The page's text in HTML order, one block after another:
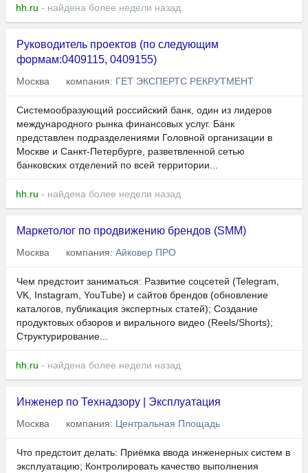
hh.ru - найдена более недели назад
Руководитель проектов (по следующим
формам:0409115, 0409155)
Москва компания: ГЕТ ЭКСПЕРТС РЕКРУТМЕНТ
Системообразующий российский банк, один из лидеров
международного рынка финансовых услуг. Банк
представлен подразделениями Головной организации в
Москве и Санкт-Петербурге, разветвленной сетью
банковских отделений по всей территории...
hh.ru - найдена более недели назад
Маркетолог по продвижению брендов (SMM)
Москва компания: Айковер ПРО
Чем предстоит заниматься: Развитие соцсетей (Telegram,
VK, Instagram, YouTube) и сайтов брендов (обновление
каталогов, публикация экспертных статей); Создание
продуктовых обзоров и вирального видео (Reels/Shorts);
Структурирование...
hh.ru - найдена более недели назад
Инженер по Технадзору | Эксплуатация
Москва компания: Центральная Площадь
Что предстоит делать: Приёмка ввода инженерных систем в
эксплуатацию; Контролировать качество выполнения